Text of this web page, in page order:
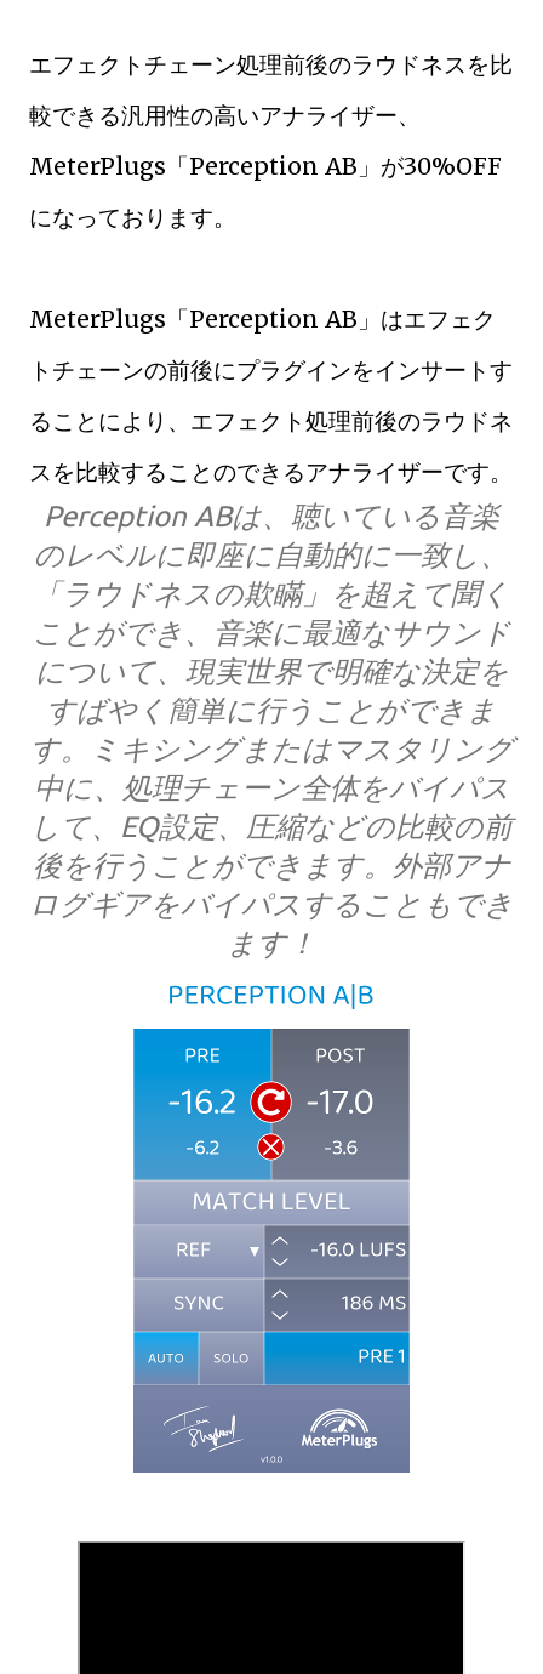
エフェクトチェーン処理前後のラウドネスを比
較できる汎用性の高いアナライザー、
MeterPlugs「Perception AB」が30%OFF
になっております。
MeterPlugs「Perception AB」はエフェク
トチェーンの前後にプラグインをインサートす
ることにより、エフェクト処理前後のラウドネ
スを比較することのできるアナライザーです。
Perception ABは、聴いている音楽
のレベルに即座に自動的に一致し、
「ラウドネスの欺瞞」を超えて聞く
ことができ、音楽に最適なサウンド
について、現実世界で明確な決定を
すばやく簡単に行うことができま
す。ミキシングまたはマスタリング
中に、処理チェーン全体をバイパス
して、EQ設定、圧縮などの比較の前
後を行うことができます。外部アナ
ログギアをバイパスすることもでき
ます！